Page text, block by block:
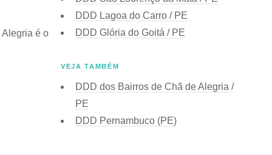
é o
DDD Lagoa do Carro / PE
DDD Glória do Goitá / PE
VEJA TAMBÉM
DDD dos Bairros de Chã de Alegria /
PE
DDD Pernambuco (PE)